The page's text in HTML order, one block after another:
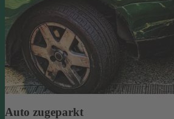
Auto zugeparkt